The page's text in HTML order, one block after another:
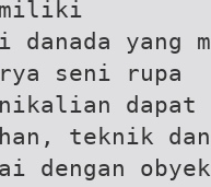
danada
seni rupa
dapat
teknik dan
dengan